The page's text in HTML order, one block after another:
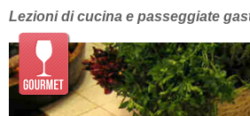
Lezioni di cucina e passeggiate